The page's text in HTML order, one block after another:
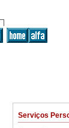
Serviços